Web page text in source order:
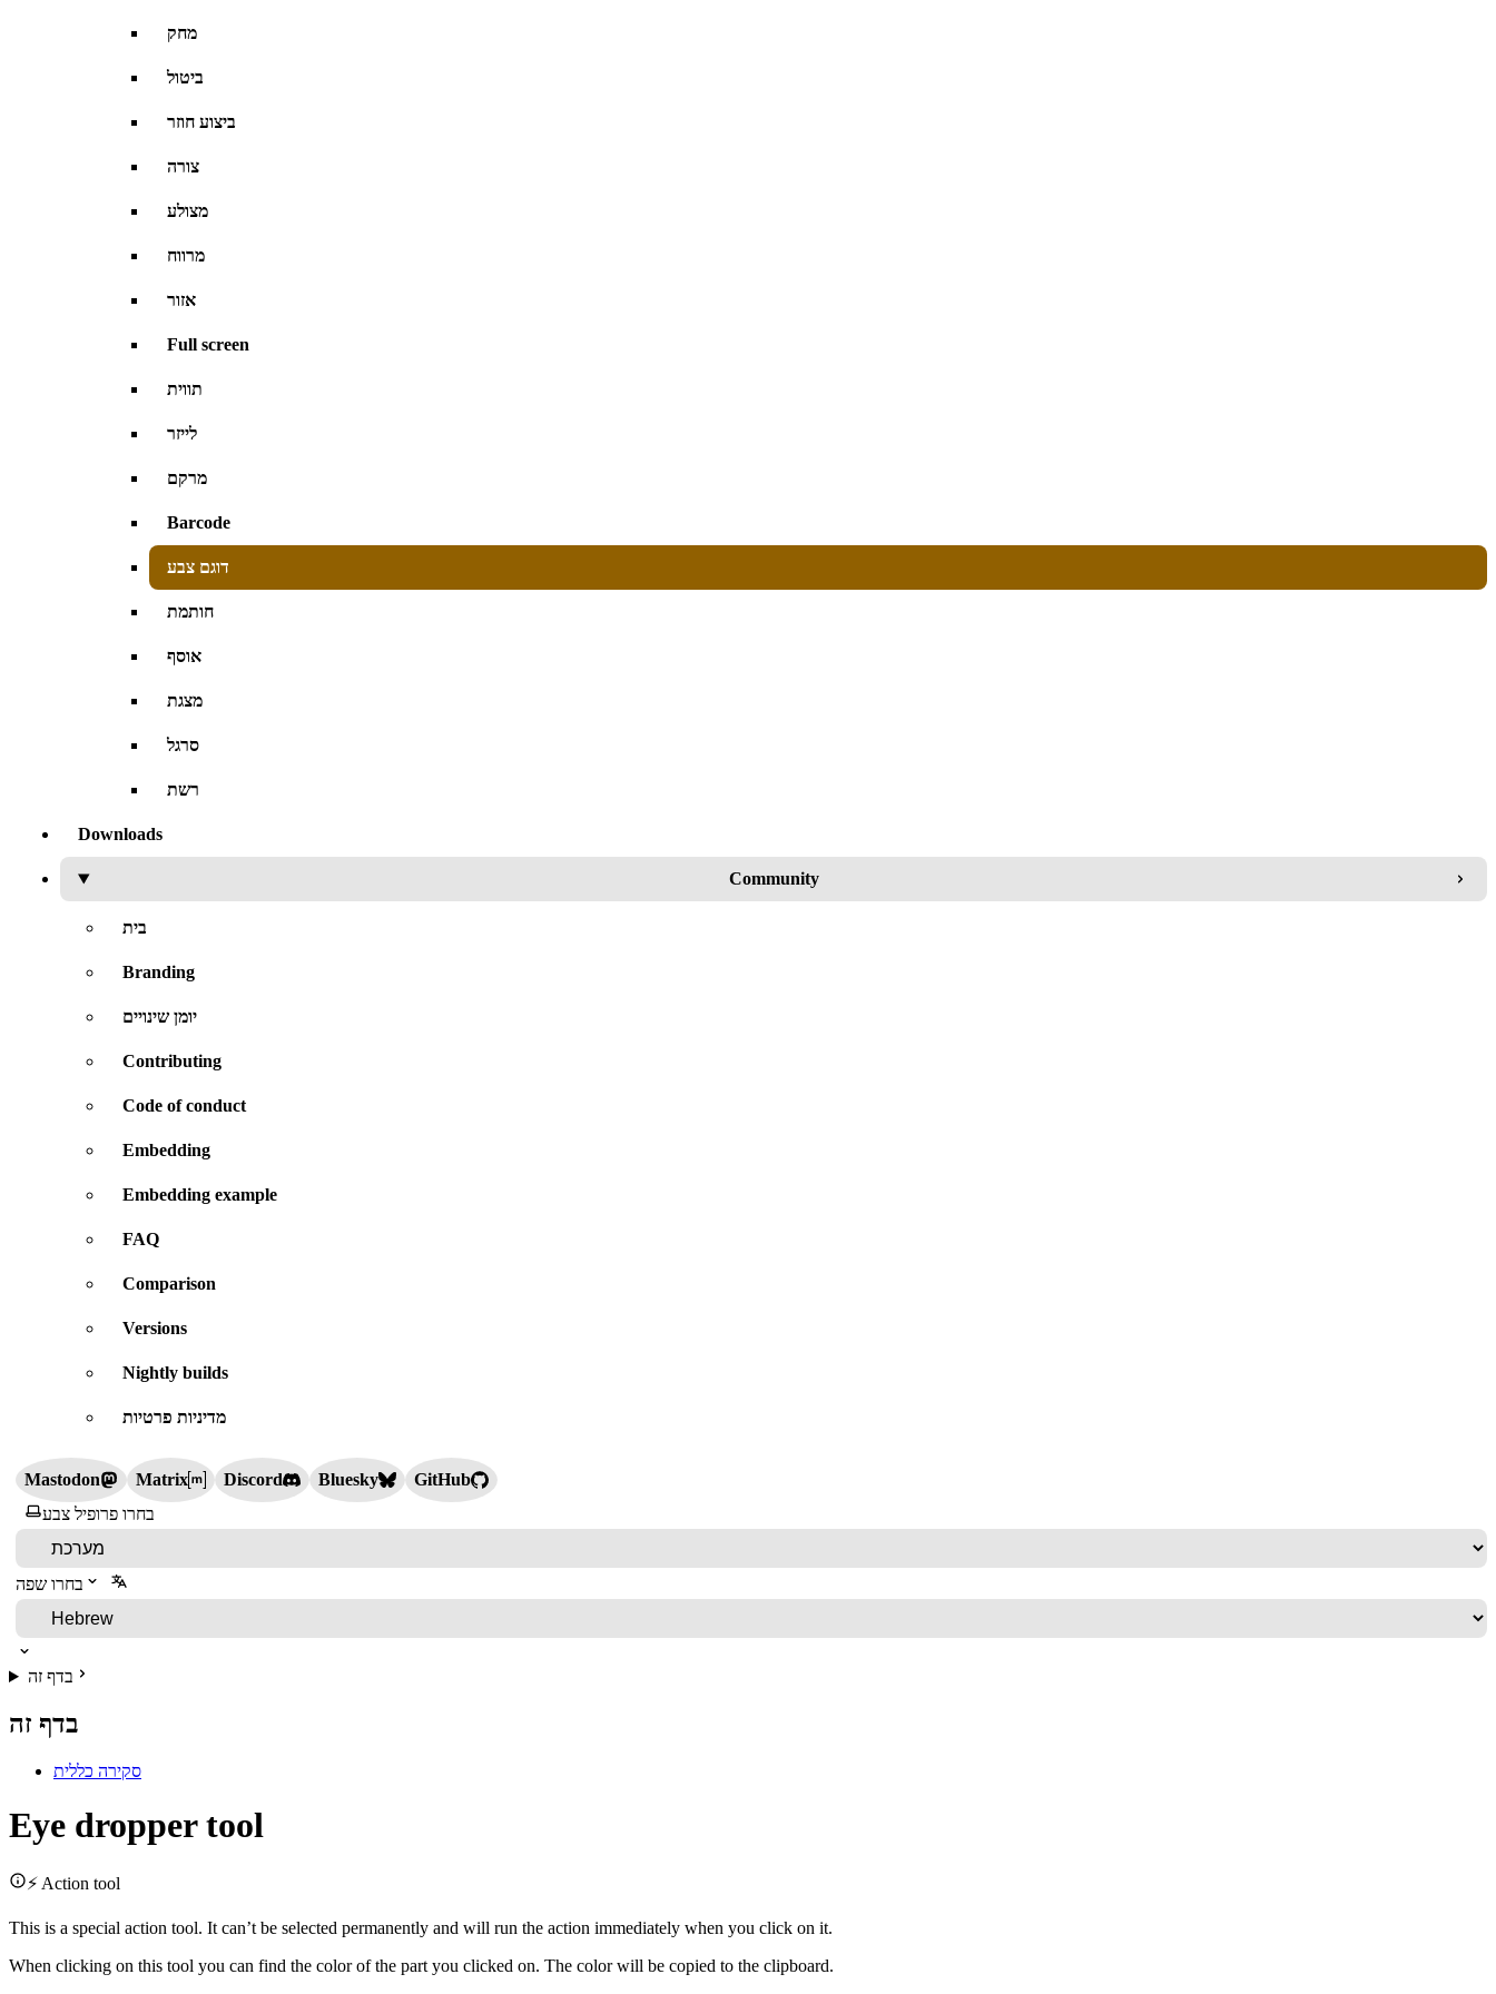
מחק
ביטול
ביצוע חוזר
צורה
מצולע
מרווח
אזור
Full screen
תווית
לייזר
מרקם
Barcode
דוגם צבע
חותמת
אוסף
מצגת
סרגל
רשת
Downloads
Community
בית
Branding
יומן שינויים
Contributing
Code of conduct
Embedding
Embedding example
FAQ
Comparison
Versions
Nightly builds
מדיניות פרטיות
Mastodon Matrix Discord Bluesky
GitHub
בחרו פרופיל צבע
בחרו שפה
בדף זה
בדף זה
סקירה כללית
Eye dropper tool
⚡ Action tool
This is a special action tool. It can’t be selected permanently and will run the action immediately when you click on it.
When clicking on this tool you can find the color of the part you clicked on. The color will be copied to the clipboard.